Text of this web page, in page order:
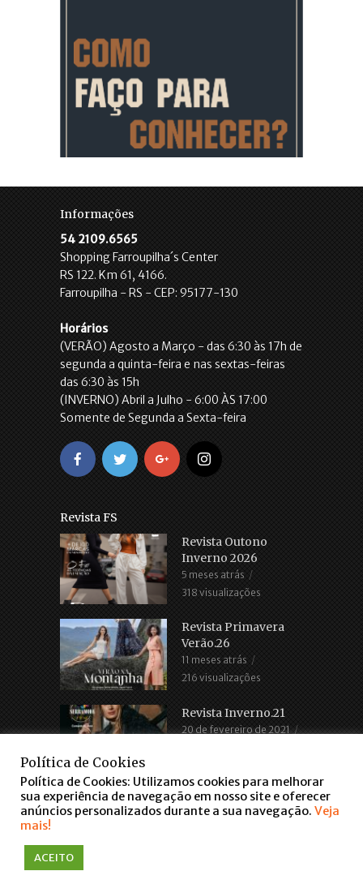
Informações
54 2109.6565
Shopping Farroupilha´s Center
RS 122. Km 61, 4166.
Farroupilha - RS - CEP: 95177-130
Horários
(VERÃO) Agosto a Março - das 6:30 às 17h de
segunda a quinta-feira e nas sextas-feiras
das 6:30 às 15h
(INVERNO) Abril a Julho - 6:00 ÀS 17:00
Somente de Segunda a Sexta-feira
Revista FS
Revista Outono
Inverno 2026
5 meses atrás
318 visualizações
Revista Primavera
Verão.26
11 meses atrás
216 visualizações
Revista Inverno.21
20 de fevereiro de 2021
COPYRIGHT © 2016. TODOS OS DIREITOS RESERVADOS
Política de Cookies
Política de Cookies: Utilizamos cookies para melhorar
sua experiência de navegação em nosso site e oferecer
anúncios personalizados durante a sua navegação. Veja
mais!
ACEITO